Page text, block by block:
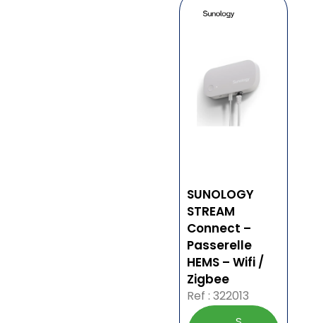
SUNOLOGY
STREAM
Connect –
Passerelle
HEMS – Wifi /
Zigbee
Ref : 322013